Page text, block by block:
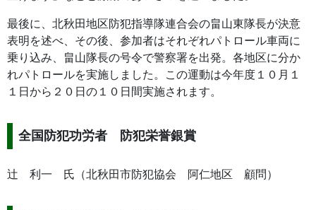
最後に、北秋田地区防犯指導隊連合会の畠山東隊長が決意
表明を述べ、その後、参加者はそれぞれパトロール車両に
乗り込み、畠山隊長の号令で警察署を出発。各地区に分か
れパトロールを実施しました。この運動は今年度１０月１
１日から２０日の１０日間実施されます。
全国防犯功労者 防犯栄誉銀賞
辻 利一 氏（北秋田市防犯協会 阿仁地区 顧問）